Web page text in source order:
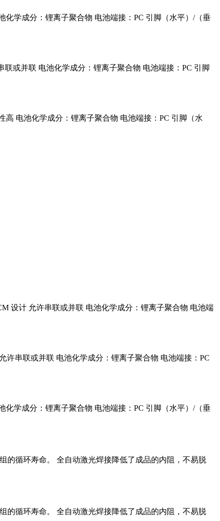
化学成分：锂离子聚合物 电池端接：PC 引脚（水平）/（垂
联或并联 电池化学成分：锂离子聚合物 电池端接：PC 引脚
高 电池化学成分：锂离子聚合物 电池端接：PC 引脚（水
设计 允许串联或并联 电池化学成分：锂离子聚合物 电池端
许串联或并联 电池化学成分：锂离子聚合物 电池端接：PC
化学成分：锂离子聚合物 电池端接：PC 引脚（水平）/（垂
的循环寿命。 全自动激光焊接降低了成品的内阻，不易脱
的循环寿命。 全自动激光焊接降低了成品的内阻，不易脱